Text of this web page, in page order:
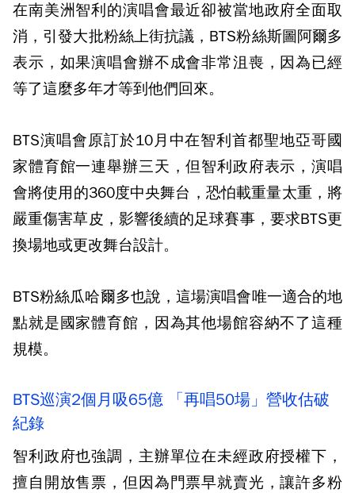
在南美洲智利的演唱會最近卻被當地政府全面取
消，引發大批粉絲上街抗議，BTS粉絲斯圖阿爾多
表示，如果演唱會辦不成會非常沮喪，因為已經
等了這麼多年才等到他們回來。
BTS演唱會原訂於10月中在智利首都聖地亞哥國
家體育館一連舉辦三天，但智利政府表示，演唱
會將使用的360度中央舞台，恐怕載重量太重，將
嚴重傷害草皮，影響後續的足球賽事，要求BTS更
換場地或更改舞台設計。
BTS粉絲瓜哈爾多也說，這場演唱會唯一適合的地
點就是國家體育館，因為其他場館容納不了這種
規模。
BTS巡演2個月吸65億 「再唱50場」營收估破
紀錄
智利政府也強調，主辦單位在未經政府授權下，
擅自開放售票，但因為門票早就賣光，讓許多粉